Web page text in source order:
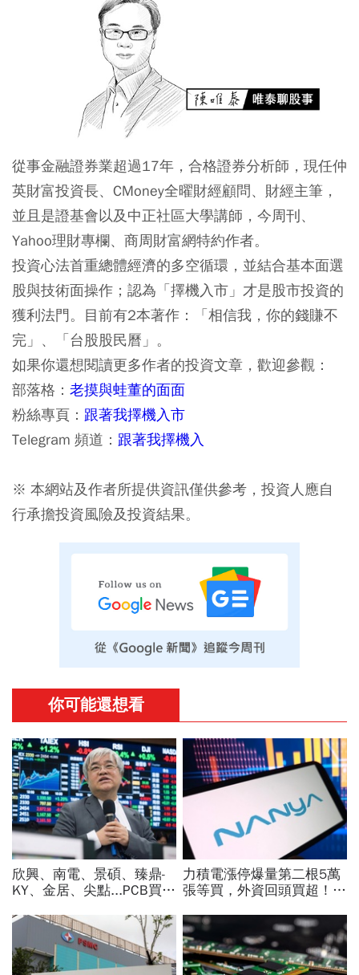
從事金融證券業超過17年，合格證券分析師，現任仲
英財富投資長、CMoney全曜財經顧問、財經主筆，
並且是證基會以及中正社區大學講師，今周刊、
Yahoo理財專欄、商周財富網特約作者。
投資心法首重總體經濟的多空循環，並結合基本面選
股與技術面操作；認為「擇機入市」才是股市投資的
獲利法門。目前有2本著作：「相信我，你的錢賺不
完」、「台股股民曆」。
如果你還想閱讀更多作者的投資文章，歡迎參觀：
部落格： 老摸與蛙董的面面
粉絲專頁： 跟著我擇機入市
Telegram 頻道： 跟著我擇機入
※ 本網站及作者所提供資訊僅供參考，投資人應自
行承擔投資風險及投資結果。